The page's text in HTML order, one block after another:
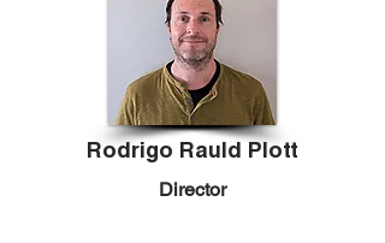
Rodrigo Rauld Plott
Director